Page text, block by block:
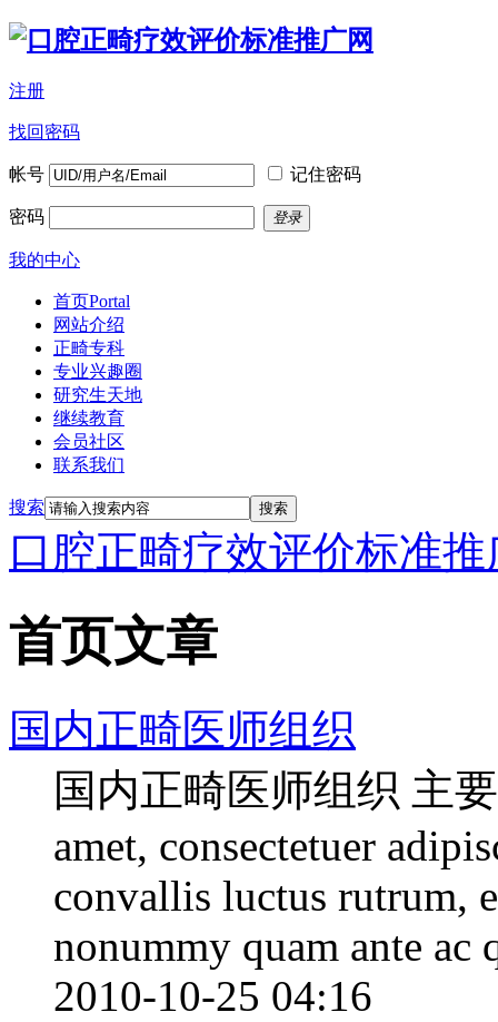
注册
找回密码
帐号 记住密码
密码 登录
我的中心
首页Portal
网站介绍
正畸专科
专业兴趣圈
研究生天地
继续教育
会员社区
联系我们
搜索 搜索
口腔正畸疗效评价标准推
首页文章
国内正畸医师组织
国内正畸医师组织 主
amet, consectetuer
convallis luctus rutrum,
nonummy quam ante ac
2010-10-25 04:16